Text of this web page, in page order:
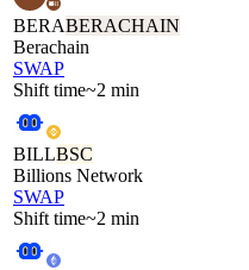
BERABERACHAIN
Berachain
SWAP
Shift time~2 min
BILLBSC
Billions Network
SWAP
Shift time~2 min